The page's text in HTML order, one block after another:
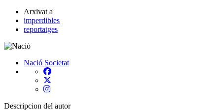
Arxivat a
imperdibles
reportatges
Nació Societat
Descripcion del autor